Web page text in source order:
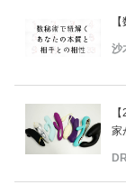
家